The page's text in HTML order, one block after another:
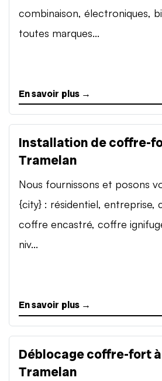
combinaison, électroniques,
toutes marques...
En savoir plus →
Installation de coffre-
Tramelan
Nous fournissons et posons
{city} : résidentiel, entreprise,
coffre encastré, coffre
niv...
En savoir plus →
Déblocage coffre-fort
Tramelan